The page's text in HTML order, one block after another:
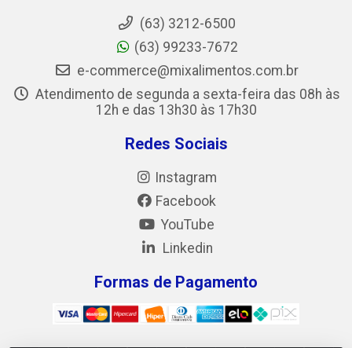
(63) 3212-6500
(63) 99233-7672
e-commerce@mixalimentos.com.br
Atendimento de segunda a sexta-feira das 08h às
12h e das 13h30 às 17h30
Redes Sociais
Instagram
Facebook
YouTube
Linkedin
Formas de Pagamento